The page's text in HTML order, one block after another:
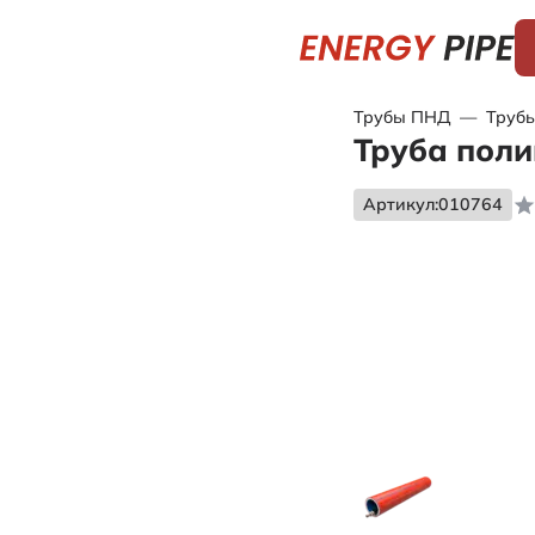
Трубы ПНД —
Труба
Артикул:010764